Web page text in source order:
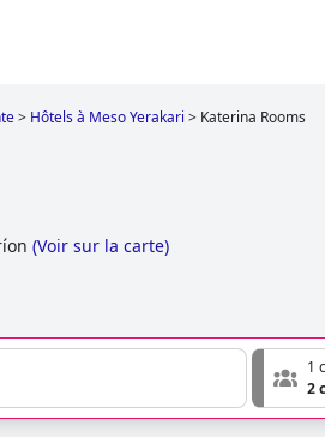
> Hôtels à Meso Yerakari > Katerina Rooms
(Voir sur la carte)
1
2